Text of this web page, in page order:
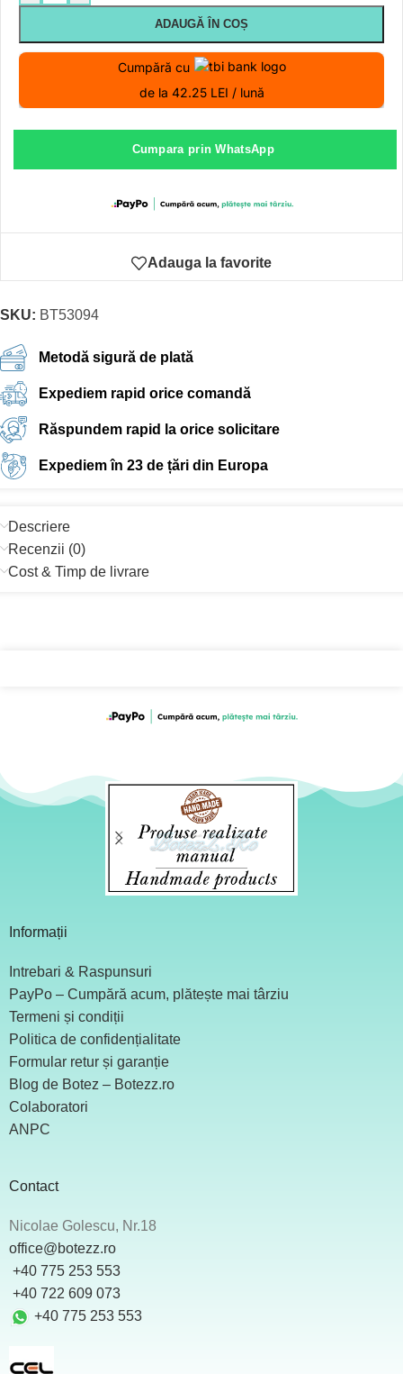
ADAUGĂ ÎN COȘ
Cumpără cu
de la 42.25 LEI / lună
Cumpara prin WhatsApp
Adauga la favorite
SKU: BT53094
Metodă sigură de plată
Expediem rapid orice comandă
Răspundem rapid la orice solicitare
Expediem în 23 de țări din Europa
Descriere
Recenzii (0)
Cost & Timp de livrare
Informații
Intrebari & Raspunsuri
PayPo – Cumpără acum, plătește mai târziu
Termeni și condiții
Politica de confidențialitate
Formular retur și garanție
Blog de Botez – Botezz.ro
Colaboratori
ANPC
Contact
Nicolae Golescu, Nr.18
office@botezz.ro
+40 775 253 553
‪ +40 722 609 073
+40 775 253 553